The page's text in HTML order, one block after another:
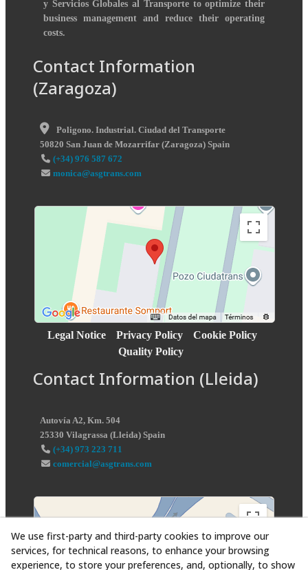
y Servicios Globales al Transporte to optimize their
business management and reduce their operating
costs.
Contact Information
(Zaragoza)
Poligono. Industrial. Ciudad del Transporte
50820 San Juan de Mozarrifar (Zaragoza) Spain
(+34) 976 587 672
monica@asgtrans.com
Legal Notice Privacy Policy
Cookie Policy
Quality Policy
Contact Information (Lleida)
Autovía A2, Km. 504
25330 Vilagrassa (Lleida) Spain
(+34) 973 223 711
comercial@asgtrans.com
We use first-party and third-party cookies to improve our
services, for technical reasons, to enhance your browsing
experience, to store your preferences, and, optionally, to show